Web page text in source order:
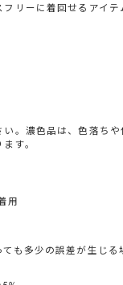
リーに着回せるアイテ
。濃色品は、色落ちや
す。
用
も多少の誤差が生じる